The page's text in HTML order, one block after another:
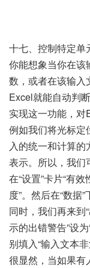
十七、控制特定单
你能想象当你在该
数，或者在该输入
Excel就能自动判
实现这一功能，对
例如我们将光标定
入的统一和计算的
表示。所以，我们
在“设置”卡片“有
度”。然后在“数据”
同时，我们再来到
示的出错警告”设
别填入“输入文本非
很显然，当如果有